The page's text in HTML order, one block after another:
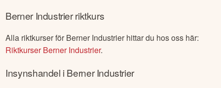
Berner Industrierriktkurs
Alla riktkurser för Berner Industrier hittar du hos oss här:
RiktkurserBerner Industrier.
Insynshandel iBerner Industrier